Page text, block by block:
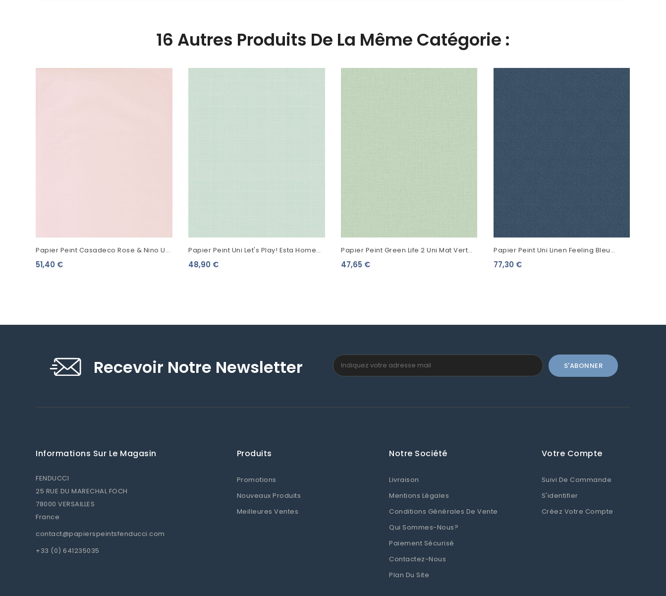
16 Autres Produits De La Même Catégorie :
Papier Peint Casadeco Rose & Nino Uni
Coquille RONI69861001
51,40 €
Papier Peint Uni Let's Play! Esta Home
Vert Menthe 139024
48,90 €
Papier Peint Green Life 2 Uni Mat Vert
D'Eau 104017468
47,65 €
Papier Peint Uni Linen Feeling Bleu
NORD0109
77,30 €
Recevoir Notre Newsletter
Informations Sur Le Magasin
FENDUCCI
25 RUE DU MARECHAL FOCH
78000 VERSAILLES
France
contact@papierspeintsfenducci.com
+33 (0) 641235035
Produits
Promotions
Nouveaux Produits
Meilleures Ventes
Notre Société
Livraison
Mentions Légales
Conditions Générales De Vente
Qui Sommes-Nous?
Paiement Sécurisé
Contactez-Nous
Plan Du Site
Votre Compte
Suivi De Commande
S'identifier
Créez Votre Compte